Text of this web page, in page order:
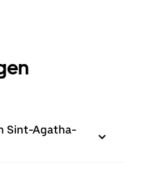
Sint-Agatha-